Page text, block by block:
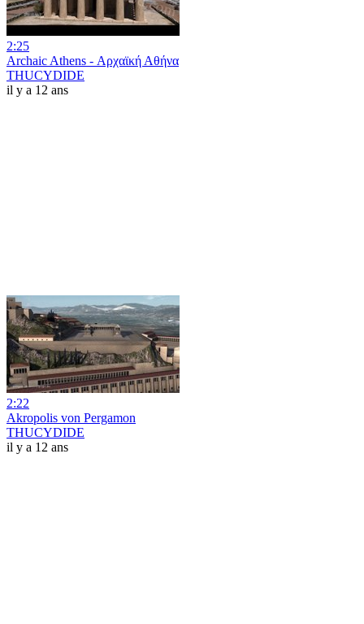
2:25
Archaic Athens - Αρχαϊκή Αθήνα
THUCYDIDE
il y a 12 ans
2:22
Akropolis von Pergamon
THUCYDIDE
il y a 12 ans